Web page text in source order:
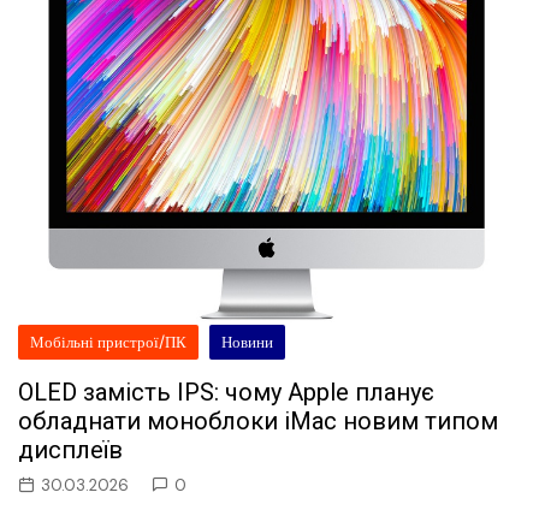
Мобільні пристрої/ПК Новини
OLED замість IPS: чому Apple планує
обладнати моноблоки iMac новим типом
дисплеїв
30.03.2026 0